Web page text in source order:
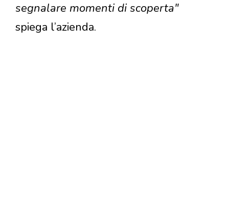
segnalare momenti di scoperta"
spiega l’azienda.